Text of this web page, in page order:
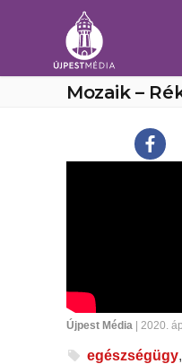
Mozaik –
Újpest Média | 2020.
egészségügy,